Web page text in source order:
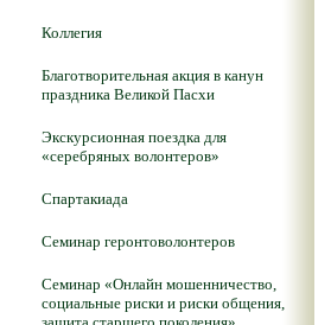
Коллегия
Благотворительная акция в канун
праздника Великой Пасхи
Экскурсионная поездка для
«серебряных волонтеров»
Спартакиада
Семинар геронтоволонтеров
Семинар «Онлайн мошенничество,
социальные риски и риски общения,